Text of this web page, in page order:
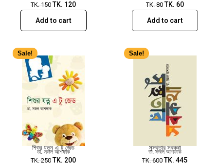
TK.150 TK. 120
Add to cart
TK.80 TK. 60
Add to cart
Sale!
শিশুর যত্ন এ টু জেড
ডা. সজল আশফাক
TK.250 TK. 200
Sale!
সুস্থতার সবকথা
ডা. সজল আশফাক
TK.600 TK. 445